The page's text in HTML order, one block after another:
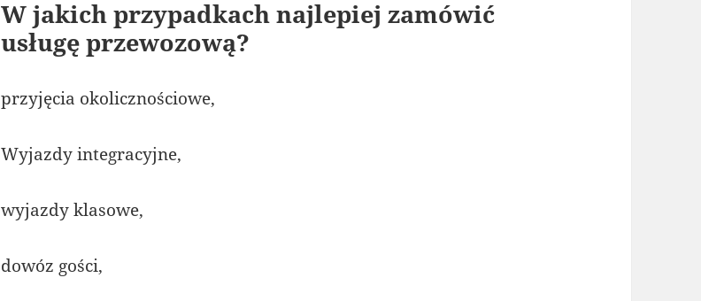
W jakich przypadkach najlepiej zamówić
usługę przewozową?
przyjęcia okolicznościowe,
Wyjazdy integracyjne,
wyjazdy klasowe,
dowóz gości,